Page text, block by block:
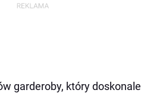
garderoby, który doskonale